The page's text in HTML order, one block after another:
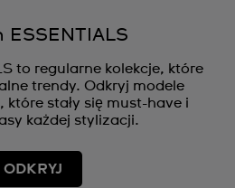
ESSENTIALS
to regularne kolekcje, które
trendy. Odkryj modele
które stały się must-have i
każdej stylizacji.
ODKRYJ